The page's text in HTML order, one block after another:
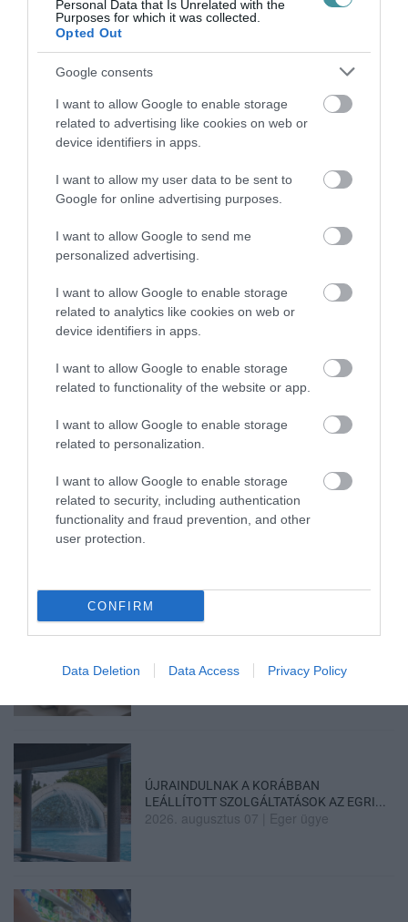
Personal Data that Is Unrelated with the
Purposes for which it was collected.
Opted Out
Google consents
I want to allow Google to enable storage
related to advertising like cookies on web or
device identifiers in apps.
I want to allow my user data to be sent to
Google for online advertising purposes.
I want to allow Google to send me
personalized advertising.
I want to allow Google to enable storage
related to analytics like cookies on web or
device identifiers in apps.
I want to allow Google to enable storage
related to functionality of the website or app.
I want to allow Google to enable storage
related to personalization.
I want to allow Google to enable storage
related to security, including authentication
functionality and fraud prevention, and other
user protection.
CONFIRM
Data Deletion Data Access Privacy Policy
feljelentést egy eljárás keretében vizsgálja -
tették hozzá.
Ne maradjon le a legfrissebb hírekről, kövessen
bennünket az EGRI ÜGYEK Google Hírek oldalán!
VISSZA A FŐOLDALRA
Legfrissebb híreink
TÖBB MINT EGY HÓNAP IS LEHET, MIRE
TELJESEN ÚJRAINDUL A P...
2026. augusztus 07|Mindenki ügye
TANULJ NÉMETÜL OTTHONRÓL: A
2026. augusztus 07 |Promóció
ÚJRAINDULNAK A KORÁBBAN
LEÁLLÍTOTT SZOLGÁLTATÁSOK AZ EGRI...
2026. augusztus 07 Eger ügye